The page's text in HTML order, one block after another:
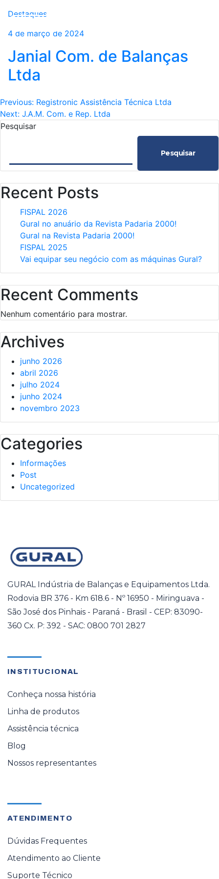
Destaques
4 de março de 2024
Janial Com. de Balanças
Ltda
Navegação
de
Previous: Registronic Assistência Técnica Ltda
Next: J.A.M. Com. e Rep. Ltda
Pesquisar
Pesquisar
Recent Posts
FISPAL 2026
Gural no anuário da Revista Padaria 2000!
Gural na Revista Padaria 2000!
FISPAL 2025
Vai equipar seu negócio com as máquinas Gural?
Recent Comments
Nenhum comentário para mostrar.
Archives
junho 2026
abril 2026
julho 2024
junho 2024
novembro 2023
Categories
Informações
Post
Uncategorized
GURAL Indústria de Balanças e Equipamentos Ltda.
Rodovia BR 376 - Km 618.6 - Nº 16950 - Miringuava -
São José dos Pinhais - Paraná - Brasil - CEP: 83090-
360 Cx. P: 392 - SAC: 0800 701 2827
INSTITUCIONAL
Conheça nossa história
Linha de produtos
Assistência técnica
Blog
Nossos representantes
ATENDIMENTO
Dúvidas Frequentes
Atendimento ao Cliente
Suporte Técnico